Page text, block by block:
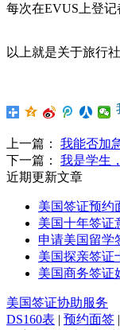
每次在EVUS上登
以上就是关于旅行
上一篇： 我能否加
下一篇： 我是学生
近期更新文章
美国签证预约
美国十年签证
申请美国留学
美国探亲签证
美国商务签证
美国签证协助服务
DS160表 | 预约面签 |